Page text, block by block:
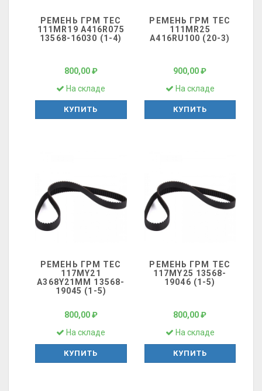
РЕМЕНЬ ГРМ ТЕС
111MR19 A416R075
13568-16030 (1-4)
800,00 ₽
На складе
КУПИТЬ
РЕМЕНЬ ГРМ ТЕС
111MR25
A416RU100 (20-3)
900,00 ₽
На складе
КУПИТЬ
РЕМЕНЬ ГРМ ТЕС
117MY21
A368Y21MM 13568-
19045 (1-5)
800,00 ₽
На складе
КУПИТЬ
РЕМЕНЬ ГРМ ТЕС
117MY25 13568-
19046 (1-5)
800,00 ₽
На складе
КУПИТЬ